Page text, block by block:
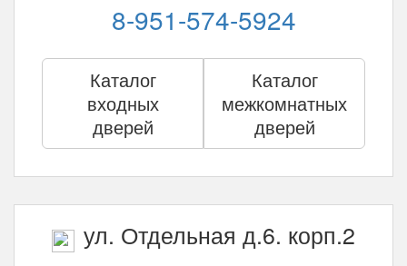
8-951-574-5924
Каталог
входных
дверей
Каталог
межкомнатных
дверей
ул. Отдельная д.6. корп.2